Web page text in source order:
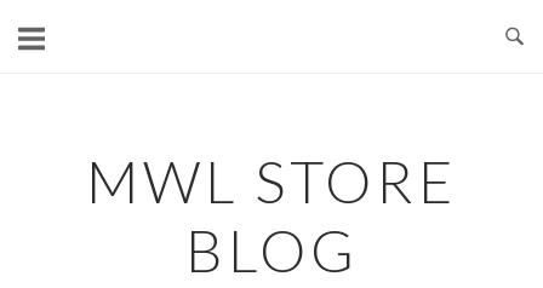
MWL STORE
BLOG